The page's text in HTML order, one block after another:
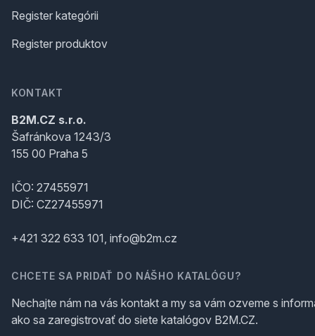
Register kategórii
Register produktov
KONTAKT
B2M.CZ s.r.o.
Šafránkova 1243/3
155 00 Praha 5
IČO: 27455971
DIČ: CZ27455971
+421 322 633 101, info@b2m.cz
CHCETE SA PRIDAŤ DO NÁŠHO KATALÓGU?
Nechajte nám na vás kontakt a my sa vám ozveme s
ako sa zaregistrovať do siete katalógov B2M.CZ.